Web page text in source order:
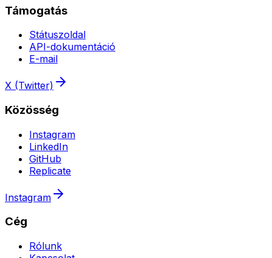
Támogatás
Státuszoldal
API-dokumentáció
E-mail
X (Twitter)
Közösség
Instagram
LinkedIn
GitHub
Replicate
Instagram
Cég
Rólunk